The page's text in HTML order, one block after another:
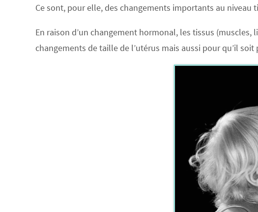
Ce sont, pour elle, des changements importants au niveau
En raison d’un changement hormonal, les tissus
changements de taille de l’utérus mais aussi pour qu’il